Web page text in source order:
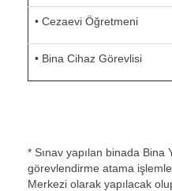
• Cezaevi Öğretmeni
• Bina Cihaz Görevlisi
* Sınav yapılan binada Bina
görevlendirme atama
Merkezi olarak yapılacak